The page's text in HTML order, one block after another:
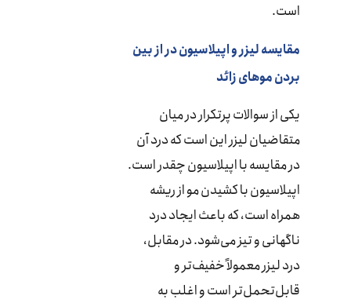
است.
مقایسه لیزر و اپیلاسیون در از بین
بردن موهای زائد
یکی از سوالات پرتکرار در میان
متقاضیان لیزر این است که درد آن
در مقایسه با اپیلاسیون چقدر است.
اپیلاسیون با کشیدن مو از ریشه
همراه است، که باعث ایجاد درد
ناگهانی و تیز می‌شود. در مقابل،
درد لیزر معمولاً خفیف‌تر و
قابل‌تحمل‌تر است و اغلب به